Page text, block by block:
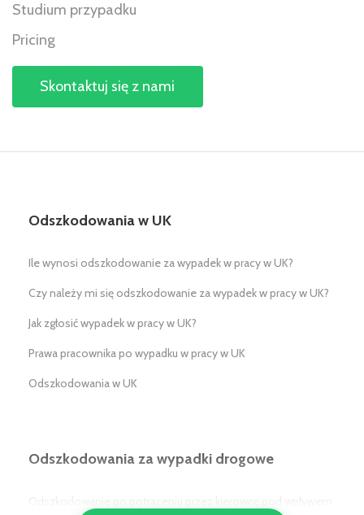
Studium przypadku
Pricing
Skontaktuj się z nami
Odszkodowania w UK
Ile wynosi odszkodowanie za wypadek w pracy w UK?
Czy należy mi się odszkodowanie za wypadek w pracy w UK?
Jak zgłosić wypadek w pracy w UK?
Prawa pracownika po wypadku w pracy w UK
Odszkodowania w UK
Odszkodowania za wypadki drogowe